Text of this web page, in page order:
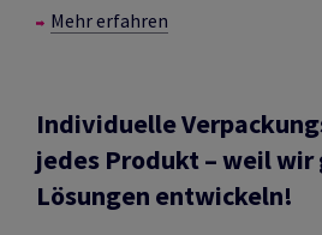
Mehr erfahren
Individuelle
jedes Produkt – weil wir
Lösungen entwickeln!